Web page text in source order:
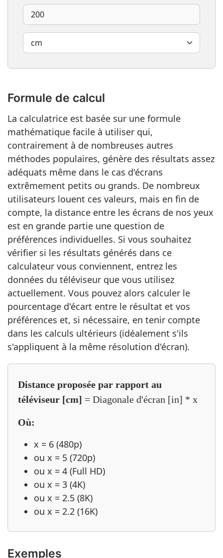
Formule de calcul
La calculatrice est basée sur une formule
mathématique facile à utiliser qui,
contrairement à de nombreuses autres
méthodes populaires, génère des résultats assez
adéquats même dans le cas d'écrans
extrêmement petits ou grands. De nombreux
utilisateurs louent ces valeurs, mais en fin de
compte, la distance entre les écrans de nos yeux
est en grande partie une question de
préférences individuelles. Si vous souhaitez
vérifier si les résultats générés dans ce
calculateur vous conviennent, entrez les
données du téléviseur que vous utilisez
actuellement. Vous pouvez alors calculer le
pourcentage d'écart entre le résultat et vos
préférences et, si nécessaire, en tenir compte
dans les calculs ultérieurs (idéalement s'ils
s'appliquent à la même résolution d'écran).
Distance proposée par rapport au
téléviseur [cm] = Diagonale d'écran [in] * x
Où:
x = 6 (480p)
ou x = 5 (720p)
ou x = 4 (Full HD)
ou x = 3 (4K)
ou x = 2.5 (8K)
ou x = 2.2 (16K)
Exemples